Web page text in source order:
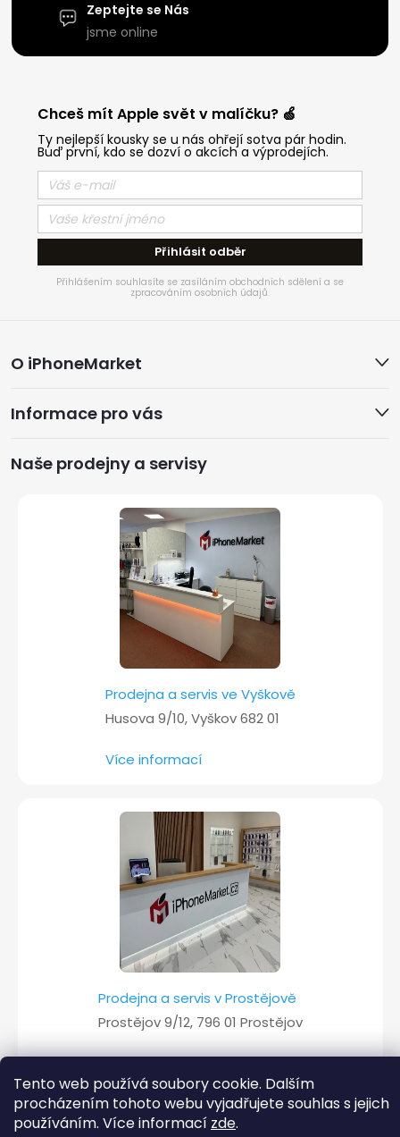
Tento web používá soubory cookie. Dalším
procházením tohoto webu vyjadřujete souhlas s jejich
používáním. Více informací zde.
Zeptejte se Nás
jsme online
Chceš mít Apple svět v malíčku? 🍏
Ty nejlepší kousky se u nás ohřejí sotva pár hodin.
Buď první, kdo se dozví o akcích a výprodejích.
Přihlásit odběr
Přihlášením souhlasíte se zasíláním obchodních sdělení a se
zpracováním osobních údajů.
á
p
a
O iPhoneMarket
Informace pro vás
Naše prodejny a servisy
Prodejna a servis ve Vyškově
Husova 9/10, Vyškov 682 01
Více informací
Prodejna a servis v Prostějově
Prostějov 9/12, 796 01 Prostějov